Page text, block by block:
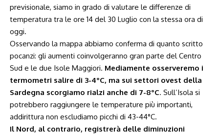
previsionale, siamo in grado di valutare le differenze di
temperatura tra le ore 14 del 30 Luglio con la stessa ora di
oggi.
Osservando la mappa abbiamo conferma di quanto scritto
pocanzi: gli aumenti coinvolgeranno gran parte del Centro
Sud e le due Isole Maggiori. Mediamente osserveremo i
termometri salire di 3-4°C, ma sui settori ovest della
Sardegna scorgiamo rialzi anche di 7-8°C. Sull’Isola si
potrebbero raggiungere le temperature più importanti,
addirittura non escludiamo picchi di 43-44°C.
Il Nord, al contrario, registrerà delle diminuzioni